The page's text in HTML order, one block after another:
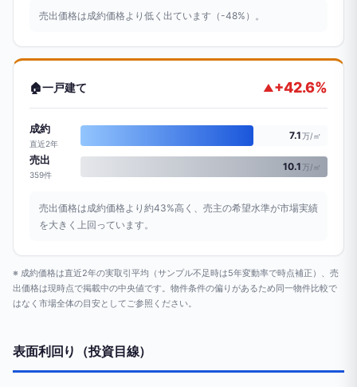
売出価格は成約価格より低く出ています（-48%）。
🏠一戸建て ▲+42.6%
成約
直近2年
7.1万/㎡
売出
359件
10.1万/㎡
売出価格は成約価格より約43%高く、売主の希望水準が市場実績
を大きく上回っています。
※ 成約価格は直近2年の実取引平均（サンプル不足時は5年変動率で時点補正）、売
出価格は現時点で掲載中の中央値です。物件条件の偏りがあるため同一物件比較で
はなく市場全体の目安としてご参照ください。
表面利回り（投資目線）